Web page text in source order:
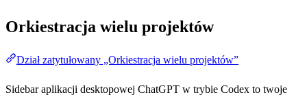
Orkiestracja wielu projektów
Dział zatytułowany „Orkiestracja wielu projektów”
Sidebar aplikacji desktopowej ChatGPT w trybie Codex to twoje